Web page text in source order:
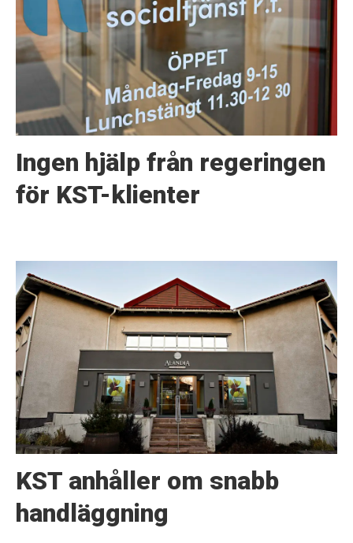
Ingen hjälp från regeringen
för KST-klienter
KST anhåller om snabb
handläggning